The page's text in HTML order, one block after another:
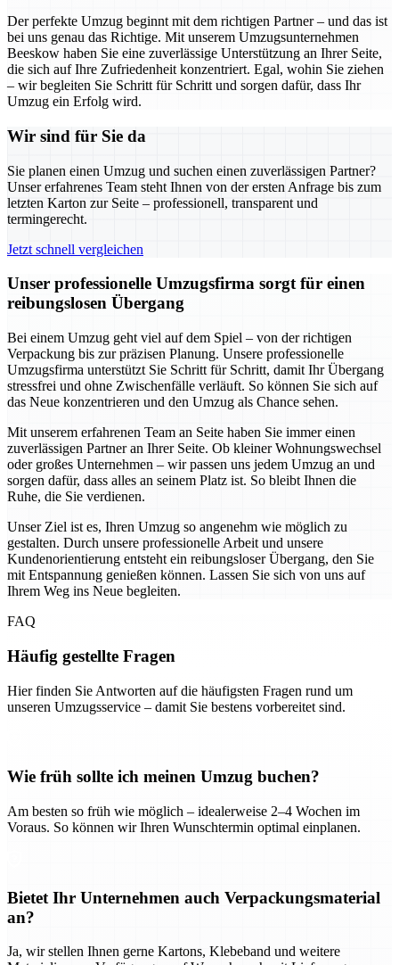
Der perfekte Umzug beginnt mit dem richtigen Partner – und das ist
bei uns genau das Richtige. Mit unserem Umzugsunternehmen
Beeskow haben Sie eine zuverlässige Unterstützung an Ihrer Seite,
die sich auf Ihre Zufriedenheit konzentriert. Egal, wohin Sie ziehen
– wir begleiten Sie Schritt für Schritt und sorgen dafür, dass Ihr
Umzug ein Erfolg wird.
Wir sind für Sie da
Sie planen einen Umzug und suchen einen zuverlässigen Partner?
Unser erfahrenes Team steht Ihnen von der ersten Anfrage bis zum
letzten Karton zur Seite – professionell, transparent und
termingerecht.
Jetzt schnell vergleichen
Unser professionelle Umzugsfirma sorgt für einen
reibungslosen Übergang
Bei einem Umzug geht viel auf dem Spiel – von der richtigen
Verpackung bis zur präzisen Planung. Unsere professionelle
Umzugsfirma unterstützt Sie Schritt für Schritt, damit Ihr Übergang
stressfrei und ohne Zwischenfälle verläuft. So können Sie sich auf
das Neue konzentrieren und den Umzug als Chance sehen.
Mit unserem erfahrenen Team an Seite haben Sie immer einen
zuverlässigen Partner an Ihrer Seite. Ob kleiner Wohnungswechsel
oder großes Unternehmen – wir passen uns jedem Umzug an und
sorgen dafür, dass alles an seinem Platz ist. So bleibt Ihnen die
Ruhe, die Sie verdienen.
Unser Ziel ist es, Ihren Umzug so angenehm wie möglich zu
gestalten. Durch unsere professionelle Arbeit und unsere
Kundenorientierung entsteht ein reibungsloser Übergang, den Sie
mit Entspannung genießen können. Lassen Sie sich von uns auf
Ihrem Weg ins Neue begleiten.
FAQ
Häufig gestellte Fragen
Hier finden Sie Antworten auf die häufigsten Fragen rund um
unseren Umzugsservice – damit Sie bestens vorbereitet sind.
Wie früh sollte ich meinen Umzug buchen?
Am besten so früh wie möglich – idealerweise 2–4 Wochen im
Voraus. So können wir Ihren Wunschtermin optimal einplanen.
Bietet Ihr Unternehmen auch Verpackungsmaterial
an?
Ja, wir stellen Ihnen gerne Kartons, Klebeband und weitere